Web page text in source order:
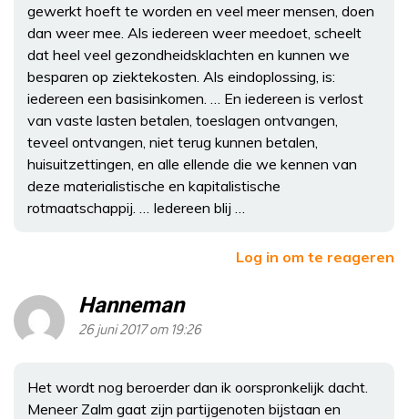
gewerkt hoeft te worden en veel meer mensen, doen
dan weer mee. Als iedereen weer meedoet, scheelt
dat heel veel gezondheidsklachten en kunnen we
besparen op ziektekosten. Als eindoplossing, is:
iedereen een basisinkomen. … En iedereen is verlost
van vaste lasten betalen, toeslagen ontvangen,
teveel ontvangen, niet terug kunnen betalen,
huisuitzettingen, en alle ellende die we kennen van
deze materialistische en kapitalistische
rotmaatschappij. … Iedereen blij …
Log in om te reageren
Hanneman
26 juni 2017 om 19:26
Het wordt nog beroerder dan ik oorspronkelijk dacht.
Meneer Zalm gaat zijn partijgenoten bijstaan en